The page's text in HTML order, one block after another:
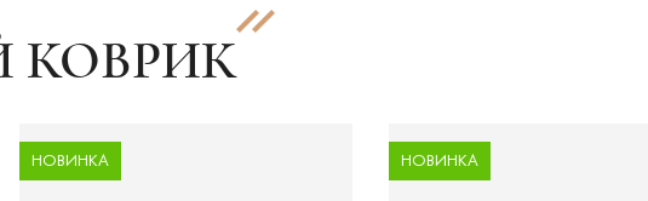
НОВИНКА НОВИНКА